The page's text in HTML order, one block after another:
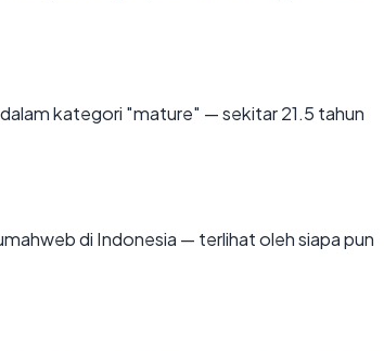
kategori "mature" — sekitar 21.5 tahun
di Indonesia — terlihat oleh siapa pun